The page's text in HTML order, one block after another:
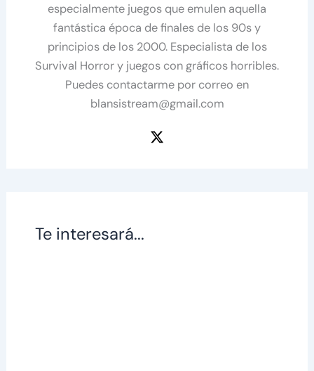
especialmente juegos que emulen aquella
fantástica época de finales de los 90s y
principios de los 2000. Especialista de los
Survival Horror y juegos con gráficos horribles.
Puedes contactarme por correo en
blansistream@gmail.com
Te interesará...